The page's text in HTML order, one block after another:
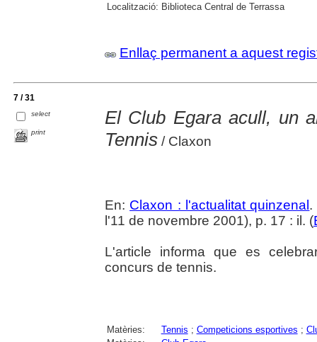
Localització: Biblioteca Central de Terrassa
Enllaç permanent a aquest
7 / 31
select
print
El Club Egara acull, un
Tennis/ Claxon
En: Claxon : l'actualitat quinzenal.
l'11 de novembre 2001), p. 17 : il. (
L'article informa que es
concurs de tennis.
Matèries: Tennis ; Competicions esportives ;